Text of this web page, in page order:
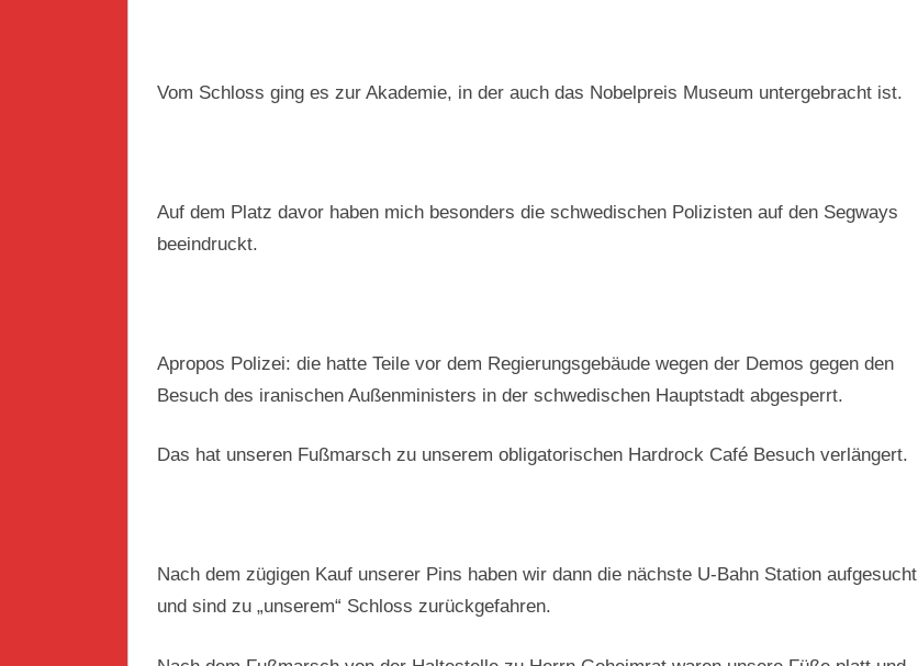
Vom Schloss ging es zur Akademie, in der auch das Nobelpreis Museum untergebracht ist.
Auf dem Platz davor haben mich besonders die schwedischen Polizisten auf den Segways
beeindruckt.
Apropos Polizei: die hatte Teile vor dem Regierungsgebäude wegen der Demos gegen den
Besuch des iranischen Außenministers in der schwedischen Hauptstadt abgesperrt.
Das hat unseren Fußmarsch zu unserem obligatorischen Hardrock Café Besuch verlängert.
Nach dem zügigen Kauf unserer Pins haben wir dann die nächste U-Bahn Station aufgesucht
und sind zu „unserem“ Schloss zurückgefahren.